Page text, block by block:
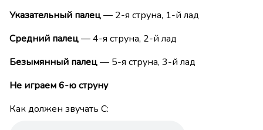
Указательный палец— 2-я струна, 1-й лад
Средний палец— 4-я струна, 2-й лад
Безымянный палец— 5-я струна, 3-й лад
Не играем 6-ю струну
Как должен звучать C: